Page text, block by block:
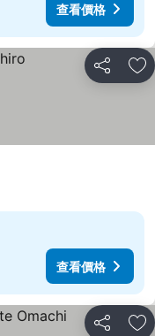
查看價格
分享 加
查看價格
分享 加